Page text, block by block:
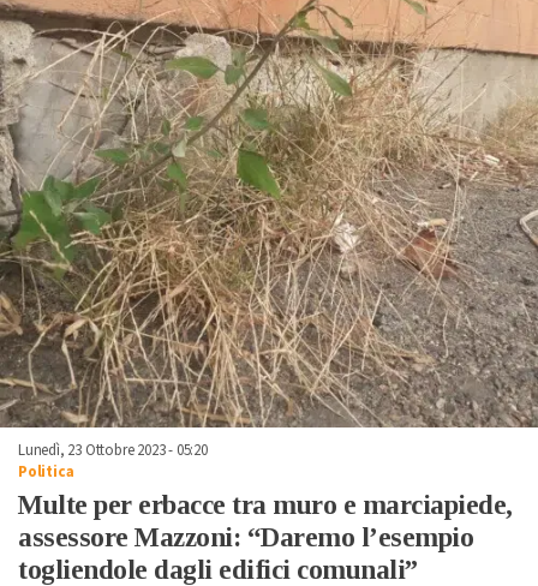
Lunedì, 23 Ottobre 2023 - 05:20
Politica
Multe per erbacce tra muro e marciapiede,
assessore Mazzoni: “Daremo l’esempio
togliendole dagli edifici comunali”